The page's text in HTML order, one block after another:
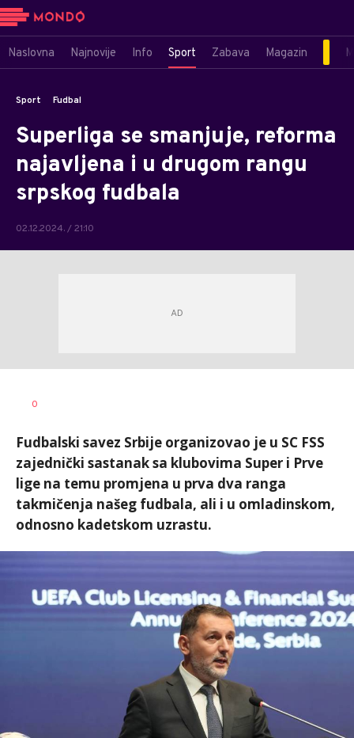
Naslovna Najnovije Info Sport Zabava Magazin
Sport Fudbal
Superliga se smanjuje, reforma
najavljena i u drugom rangu
srpskog fudbala
02.12.2024. / 21:10
AUTOR
0
Fudbalski savez Srbije organizovao je u SC FSS
zajednički sastanak sa klubovima Super i Prve
lige na temu promjena u prva dva ranga
takmičenja našeg fudbala, ali i u omladinskom,
odnosno kadetskom uzrastu.